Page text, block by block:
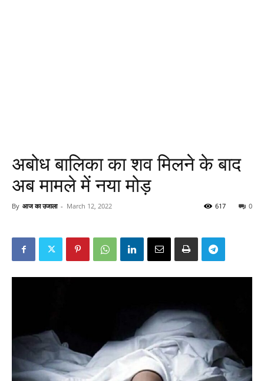
अबोध बालिका का शव मिलने के बाद
अब मामले में नया मोड़
By आज का उजाला - March 12, 2022 0
617